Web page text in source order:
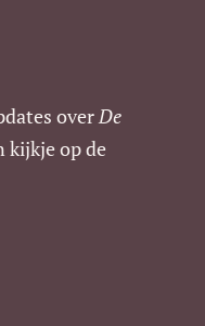
overDe
kijkje op de